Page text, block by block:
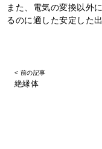
また、電気の変換以外
るのに適した安定した
< 前の記事
絶縁体